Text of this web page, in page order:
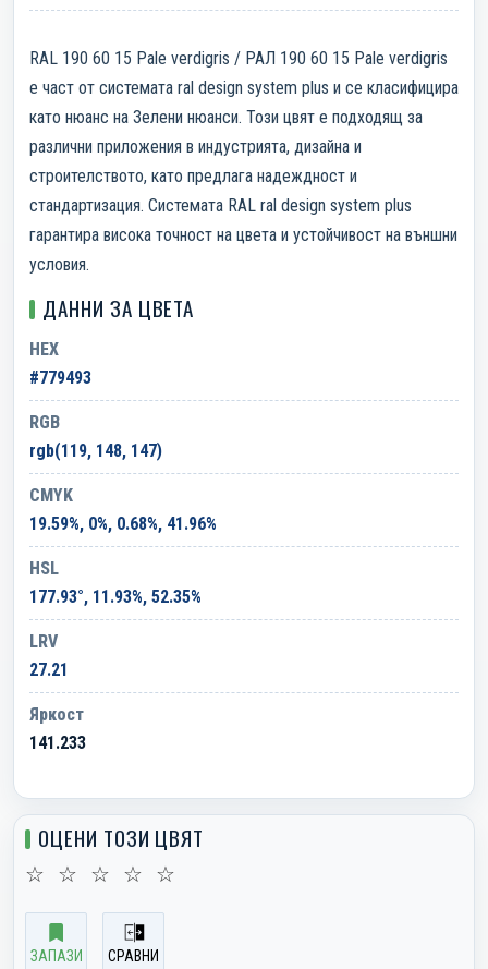
RAL 190 60 15 Pale verdigris / РАЛ 190 60 15 Pale verdigris
е част от системата ral design system plus и се класифицира
като нюанс на Зелени нюанси. Този цвят е подходящ за
различни приложения в индустрията, дизайна и
строителството, като предлага надеждност и
стандартизация. Системата RAL ral design system plus
гарантира висока точност на цвета и устойчивост на външни
условия.
ДАННИ ЗА ЦВЕТА
HEX
#779493
RGB
rgb(119, 148, 147)
CMYK
19.59%, 0%, 0.68%, 41.96%
HSL
177.93°, 11.93%, 52.35%
LRV
27.21
Яркост
141.233
ОЦЕНИ ТОЗИ ЦВЯТ
☆ ☆ ☆ ☆ ☆
ЗАПАЗИ СРАВНИ